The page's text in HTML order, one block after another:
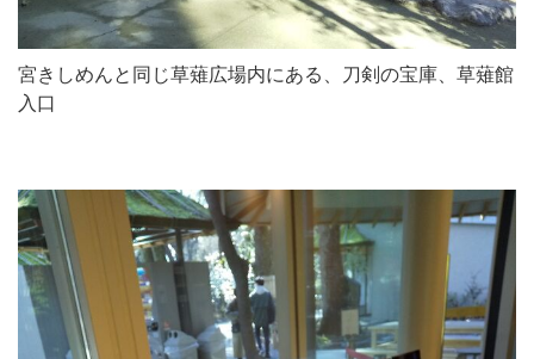
宮きしめんと同じ草薙広場内にある、刀剣の宝庫、草薙館
入口